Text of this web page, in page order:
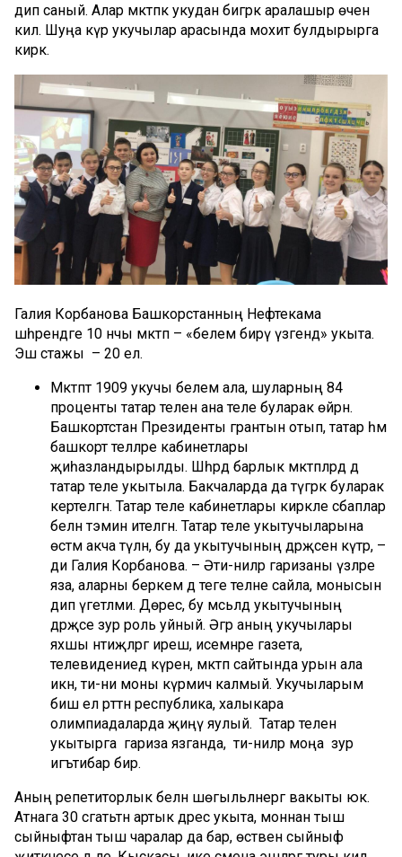
дип саный. Алар мәктәпкә укудан бигрәк аралашыр өчен
килә. Шуңа күрә укучылар арасында мохит булдырырга
кирәк.
Галия Корбанова Башкорстанның Нефтекама
шәһәрендәге 10 нчы мәктәп – «белем бирү үзәгендә» укыта.
Эш стажы – 20 ел.
Мәктәптә 1909 укучы белем ала, шуларның 84
проценты татар телен ана теле буларак өйрәнә.
Башкортстан Президенты грантын отып, татар һәм
башкорт телләре кабинетлары
җиһазландырылды. Шәһәрдә барлык мәктәпләрдә дә
татар теле укытыла. Бакчаларда да түгәрәк буларак
кертелгән. Татар теле кабинетлары кирәкле әсбаплар
белән тәэмин ителгән. Татар теле укытучыларына
өстәмә акча түләнә, бу да укытучының дәрәҗәсен күтәрә, –
ди Галия Корбанова. – Әти-әниләр гаризаны үзләре
яза, аларны беркем дә теге телне сайла, монысын
дип үгетләми. Дөрес, бу мәсьәләдә укытучының
дәрәҗәсе зур роль уйный. Әгәр аның укучылары
яхшы нәтиҗәләргә ирешә, исемнәре газета,
телевидениедә күренә, мәктәп сайтында урын ала
икән, әти-әни моны күрмичә калмый. Укучыларым
биш ел рәттән республика, халыкара
олимпиадаларда җиңү яулый. Татар телен
укытырга гариза язганда, әти-әниләр моңа зур
игътибар бирә.
Аның репетиторлык белән шөгыльләнергә вакыты юк.
Атнага 30 сәгатьтән артык дәрес укыта, моннан тыш
сыйныфтан тыш чаралар да бар, өстәвенә сыйныф